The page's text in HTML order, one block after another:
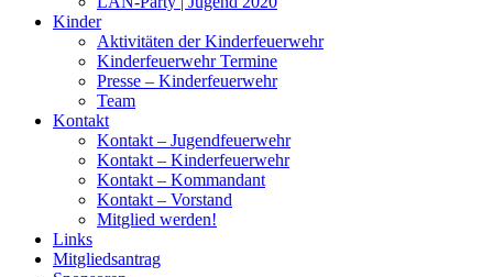
Kinder
Aktivitäten der Kinderfeuerwehr
Kinderfeuerwehr Termine
Presse – Kinderfeuerwehr
Team
Kontakt
Kontakt – Jugendfeuerwehr
Kontakt – Kinderfeuerwehr
Kontakt – Kommandant
Kontakt – Vorstand
Mitglied werden!
Links
Mitgliedsantrag